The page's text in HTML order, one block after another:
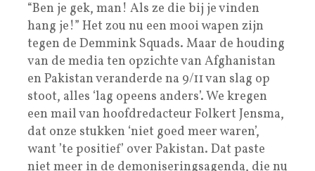
“Ben je gek, man! Als ze die bij je vinden
hang je!” Het zou nu een mooi wapen zijn
tegen de Demmink Squads. Maar de houding
van de media ten opzichte van Afghanistan
en Pakistan veranderde na 9/11 van slag op
stoot, alles ‘lag opeens anders’. We kregen
een mail van hoofdredacteur Folkert Jensma,
dat onze stukken ‘niet goed meer waren’,
want ’te positief’ over Pakistan. Dat paste
niet meer in de demoniseringsagenda, die nu